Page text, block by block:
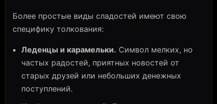
Более простые виды сладостей имеют свою
специфику толкования:
Леденцы и карамельки. Символ мелких, но
частых радостей, приятных новостей от
старых друзей или небольших денежных
поступлений.